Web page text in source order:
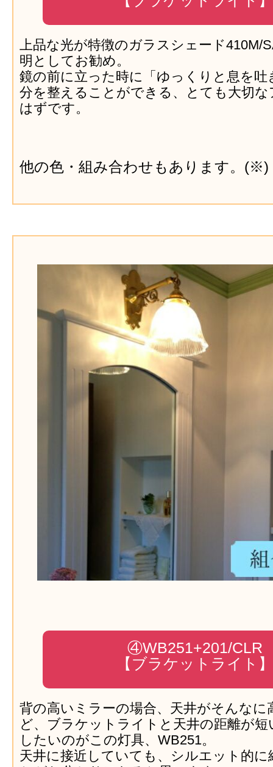
上品な光が特徴のガラスシェード410M/
明としてお勧め。
鏡の前に立った時に「ゆっくりと息を吐
分を整えることができる、とても大切
はずです。
他の色・組み合わせもあります。(※)
④WB251+201/CLR
【ブラケットライト】
背の高いミラーの場合、天井がそんなに
ど、ブラケットライトと天井の距離が
したいのがこの灯具、WB251。
天井に接近していても、シルエット的